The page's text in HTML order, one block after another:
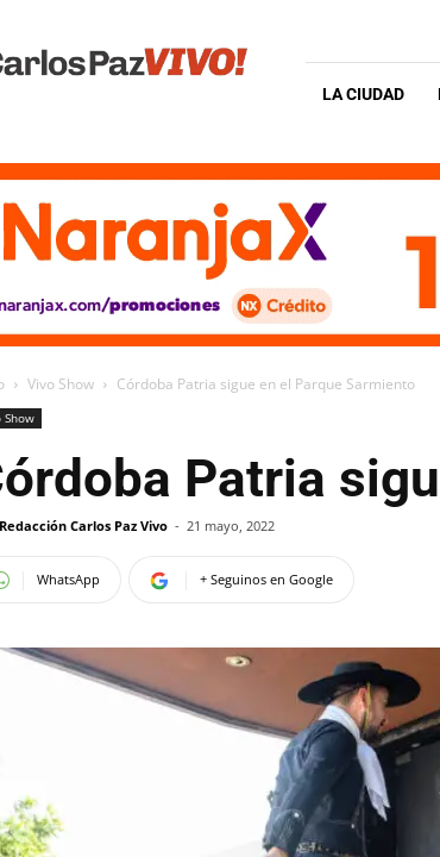
LA CIUDAD
Vivo Show Córdoba Patria sigue en el Parque Sarmiento
Show
Patria
Redacción Carlos Paz Vivo - 21 mayo, 2022
WhatsApp + Seguinos en Google